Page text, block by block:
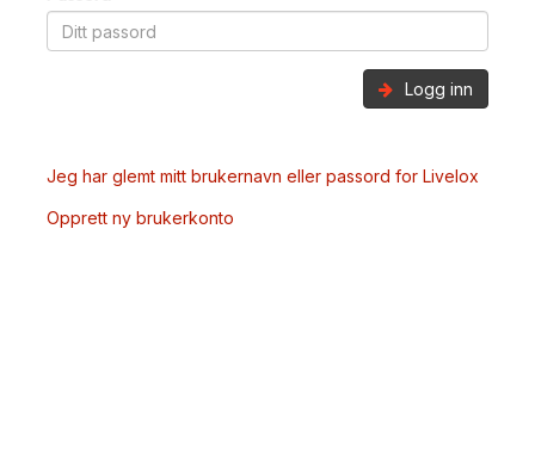
Logg inn
Jeg har glemt mitt brukernavn eller passord for Livelox
Opprett ny brukerkonto